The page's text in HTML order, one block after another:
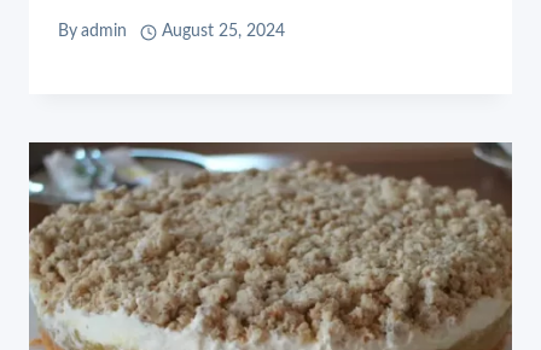
By admin August 25, 2024